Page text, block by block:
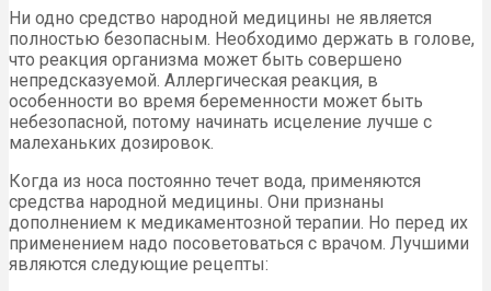
Ни одно средство народной медицины не является
полностью безопасным. Необходимо держать в голове,
что реакция организма может быть совершено
непредсказуемой. Аллергическая реакция, в
особенности во время беременности может быть
небезопасной, потому начинать исцеление лучше с
малеханьких дозировок.
Когда из носа постоянно течет вода, применяются
средства народной медицины. Они признаны
дополнением к медикаментозной терапии. Но перед их
применением надо посоветоваться с врачом. Лучшими
являются следующие рецепты: